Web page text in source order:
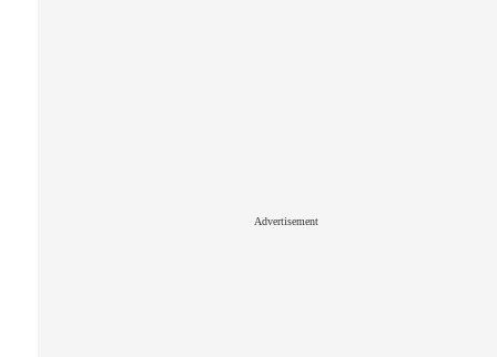
Advertisement